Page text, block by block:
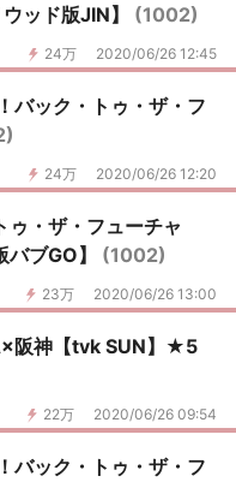
ッド版JIN】 (1002)
24万 2020/06/26 12:45
バック・トゥ・ザ・フ
24万 2020/06/26 12:20
・ザ・フューチャ
ブGO】 (1002)
23万 2020/06/26 13:00
阪神【tvk SUN】★5
22万 2020/06/26 09:54
バック・トゥ・ザ・フ